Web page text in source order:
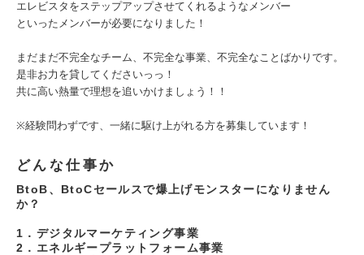
エレビスタをステップアップさせてくれるようなメンバー
といったメンバーが必要になりました！
まだまだ不完全なチーム、不完全な事業、不完全なことばかりです。
是非お力を貸してくださいっっ！
共に高い熱量で理想を追いかけましょう！！
※経験問わずです、一緒に駆け上がれる方を募集しています！
どんな仕事か
BtoB、BtoCセールスで爆上げモンスターになりません
か？
1．デジタルマーケティング事業
2．エネルギープラットフォーム事業